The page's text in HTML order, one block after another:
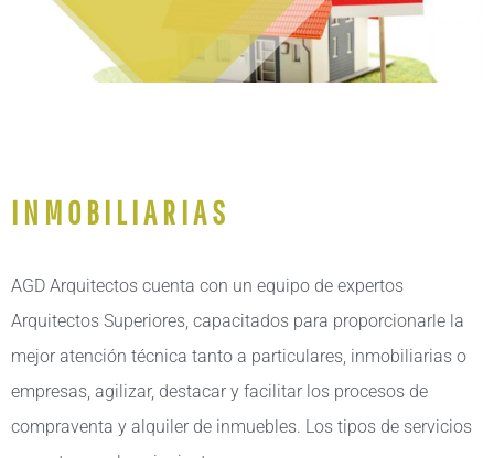
INMOBILIARIAS
AGD Arquitectos cuenta con un equipo de expertos
Arquitectos Superiores, capacitados para proporcionarle la
mejor atención técnica tanto a particulares, inmobiliarias o
empresas, agilizar, destacar y facilitar los procesos de
compraventa y alquiler de inmuebles. Los tipos de servicios